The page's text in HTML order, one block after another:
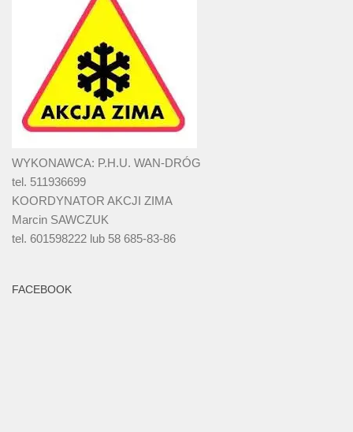
WYKONAWCA: P.H.U. WAN-DRÓG
tel. 511936699
KOORDYNATOR AKCJI ZIMA
Marcin SAWCZUK
tel. 601598222 lub 58 685-83-86
FACEBOOK